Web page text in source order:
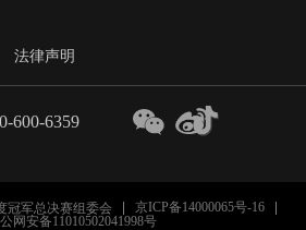
600-6359
法律声明
冠军总决赛组委会
京ICP备14000065号-16
网安备11010502041998号